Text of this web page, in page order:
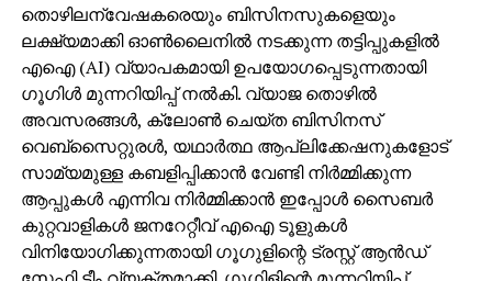
തൊഴിലന്വേഷകരെയും ബിസിനസുകളെയും
ലക്ഷ്യമാക്കി ഓണ്‍ലൈനില്‍ നടക്കുന്ന തട്ടിപ്പുകളില്‍
എഐ (AI) വ്യാപകമായി ഉപയോഗപ്പെടുന്നതായി
ഗൂഗിള്‍ മുന്നറിയിപ്പ് നല്‍കി. വ്യാജ തൊഴില്‍
അവസരങ്ങള്‍, ക്ലോണ്‍ ചെയ്ത ബിസിനസ്
വെബ്‌സൈറ്റുരള്‍, യഥാര്‍ത്ഥ ആപ്ലിക്കേഷനുകളോട്
സാമ്യമുള്ള കബളിപ്പിക്കാന്‍ വേണ്ടി നിര്‍മ്മിക്കുന്ന
ആപ്പുകള്‍ എന്നിവ നിര്‍മ്മിക്കാന്‍ ഇപ്പോള്‍ സൈബര്‍
കുറ്റവാളികള്‍ ജനറേറ്റീവ് എഐ ടൂളുകള്‍
വിനിയോഗിക്കുന്നതായി ഗൂഗുളിന്റെ ട്രസ്റ്റ് ആന്‍ഡ്